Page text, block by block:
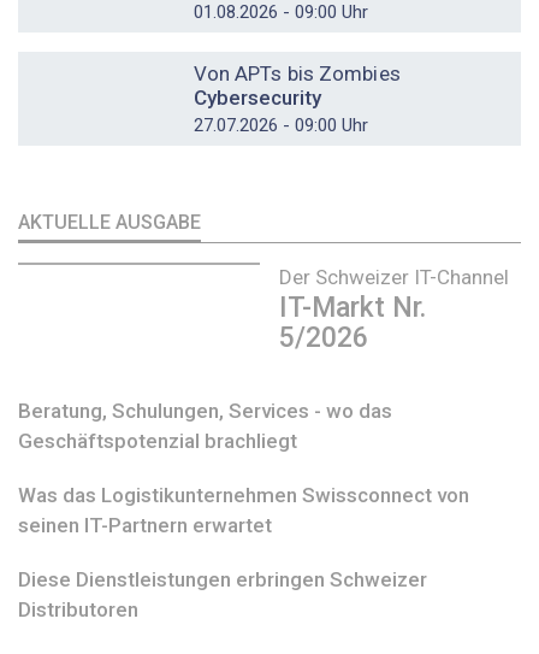
01.08.2026 - 09:00 Uhr
Von APTs bis Zombies
Cybersecurity
27.07.2026 - 09:00 Uhr
AKTUELLE AUSGABE
Der Schweizer IT-Channel
IT-Markt Nr.
5/2026
Beratung, Schulungen, Services - wo das
Geschäftspotenzial brachliegt
Was das Logistikunternehmen Swissconnect von
seinen IT-Partnern erwartet
Diese Dienstleistungen erbringen Schweizer
Distributoren